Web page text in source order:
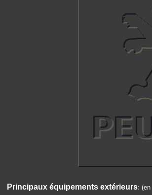
Principaux équipements extérieurs: (en